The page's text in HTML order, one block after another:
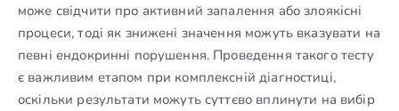
може свідчити про активний запалення або злоякісні
процеси, тоді як знижені значення можуть вказувати на
певні ендокринні порушення. Проведення такого тесту
є важливим етапом при комплексній діагностиці,
оскільки результати можуть суттєво вплинути на вибір